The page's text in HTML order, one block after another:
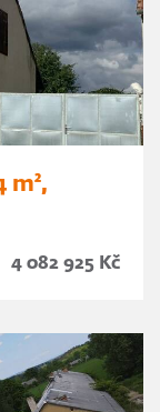
m²,
4 082 925 Kč